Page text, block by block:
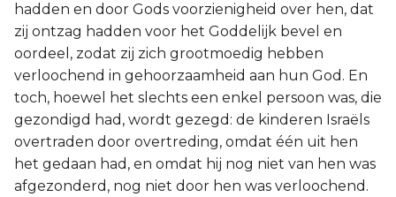
hadden en door Gods voorzienigheid over hen, dat
zij ontzag hadden voor het Goddelijk bevel en
oordeel, zodat zij zich grootmoedig hebben
verloochend in gehoorzaamheid aan hun God. En
toch, hoewel het slechts een enkel persoon was, die
gezondigd had, wordt gezegd: de kinderen Israëls
overtraden door overtreding, omdat één uit hen
het gedaan had, en omdat hij nog niet van hen was
afgezonderd, nog niet door hen was verloochend.